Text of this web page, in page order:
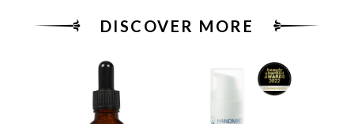
愉悅的香氣，柔軟和呵護您的雙唇
◆ 100％純天然呵護雙唇。非常適合乾裂嘴唇，增加即時
◆ 有機蜂蠟作為抵禦乾燥、寒冷、風大時的屏障，以防止
◆ 金盞花有消炎止痛作用，助嘴唇快速癒合
◆ 可可脂，甜杏仁油和葵花籽油含豐富的維他命，非常適
風大時。
DISCOVER MORE